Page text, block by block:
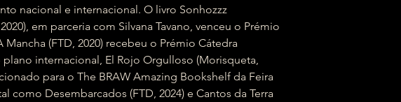
nacional e internacional. O livro Sonhozzz
em parceria com Silvana Tavano, venceu o Prémio
Mancha (FTD, 2020) recebeu o Prémio Cátedra
plano internacional, El Rojo Orgulloso (Morisqueta,
para o The BRAW Amazing Bookshelf da Feira
como Desembarcados (FTD, 2024) e Cantos da Terra